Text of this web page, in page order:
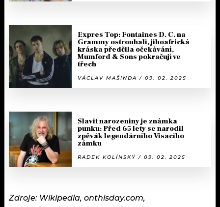
Expres Top: Fontaines D. C. na
Grammy ostrouhali, jihoafrická
kráska předčila očekávání,
Mumford & Sons pokračují ve
třech
VÁCLAV MAŠINDA / 09. 02. 2025
Slavit narozeniny je známka
punku: Před 65 lety se narodil
zpěvák legendárního Visacího
zámku
RADEK KOLÍNSKÝ / 09. 02. 2025
Zdroje: Wikipedia, onthisday.com,